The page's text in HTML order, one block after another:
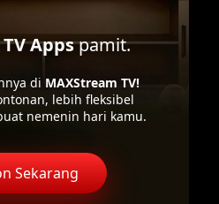
Appspamit.
di MAXStream TV!
lebih fleksibel
nemenin hari kamu.
Sekarang